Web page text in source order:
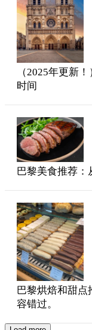
（2025年更新
时间
巴黎美食推荐：
巴黎烘焙和甜点
容错过。